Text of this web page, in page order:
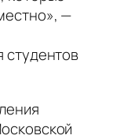
—
студентов